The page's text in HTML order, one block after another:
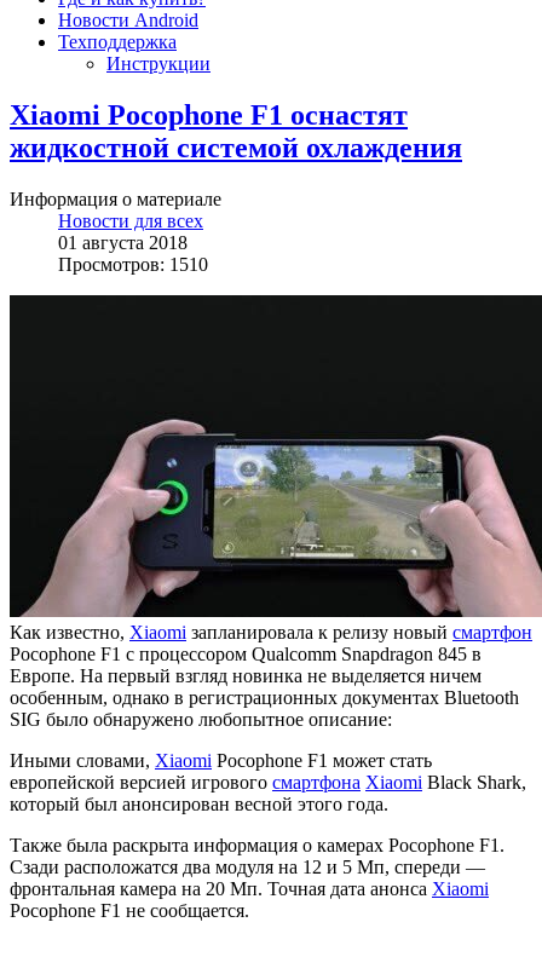
Новости Android
Техподдержка
Инструкции
Xiaomi Pocophone F1 оснастят
жидкостной системой охлаждения
Информация о материале
Новости для всех
01 августа 2018
Просмотров: 1510
Как известно, Xiaomi запланировала к релизу новый смартфон
Pocophone F1 с процессором Qualcomm Snapdragon 845 в
Европе. На первый взгляд новинка не выделяется ничем
особенным, однако в регистрационных документах Bluetooth
SIG было обнаружено любопытное описание:
Иными словами, Xiaomi Pocophone F1 может стать
европейской версией игрового смартфона Xiaomi Black Shark,
который был анонсирован весной этого года.
Также была раскрыта информация о камерах Pocophone F1.
Сзади расположатся два модуля на 12 и 5 Мп, спереди —
фронтальная камера на 20 Мп. Точная дата анонса Xiaomi
Pocophone F1 не сообщается.